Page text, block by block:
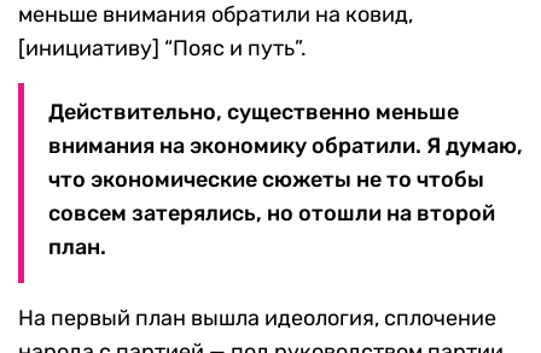
меньше внимания обратили на ковид,
[инициативу] “Пояс и путь”.
Действительно, существенно меньше
внимания на экономику обратили. Я думаю,
что экономические сюжеты не то чтобы
совсем затерялись, но отошли на второй
план.
На первый план вышла идеология, сплочение